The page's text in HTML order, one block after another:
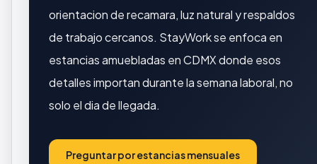
orientacion de recamara, luz natural y respaldos
de trabajo cercanos. StayWork se enfoca en
estancias amuebladas en CDMX donde esos
detalles importan durante la semana laboral, no
solo el dia de llegada.
Preguntar por estancias mensuales